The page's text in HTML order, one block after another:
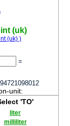
(uk)
(uk) )
=
unit:
'TO'
liter
milliliter